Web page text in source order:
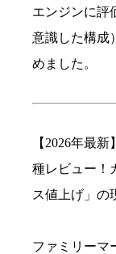
エンジンに評
意識した構成
めました。
【2026年最
種レビュー！
ス値上げ」の
ファミリーマ